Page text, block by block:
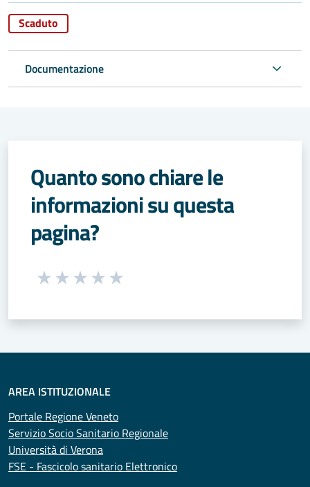
Scaduto
Documentazione
Quanto sono chiare le
informazioni su questa
pagina?
Seleziona una valutazione da 1 a 5 stelle
AREA ISTITUZIONALE
Portale Regione Veneto
Servizio Socio Sanitario Regionale
Università di Verona
FSE - Fascicolo sanitario Elettronico